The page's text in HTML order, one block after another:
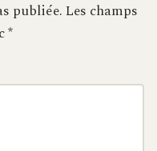
publiée.Les champs
*